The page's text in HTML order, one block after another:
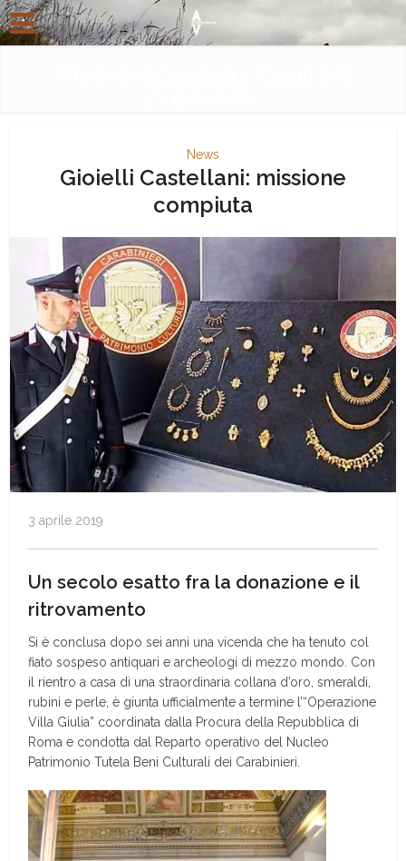
News
Gioielli Castellani: missione
compiuta
3 aprile 2019
Un secolo esatto fra la donazione e il
ritrovamento
Si è conclusa dopo sei anni una vicenda che ha tenuto col
fiato sospeso antiquari e archeologi di mezzo mondo. Con
il rientro a casa di una straordinaria collana d’oro, smeraldi,
rubini e perle, è giunta ufficialmente a termine l’“Operazione
Villa Giulia” coordinata dalla Procura della Repubblica di
Roma e condotta dal Reparto operativo del Nucleo
Patrimonio Tutela Beni Culturali dei Carabinieri.